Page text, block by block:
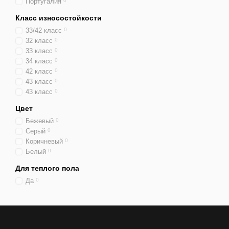
Класс износостойкости
33/42 класс 0
32 класс 0
33 класс 0
34 класс 0
42 класс 0
43 класс 0
43 класc 0
Цвет
Бежевый 0
Серый 0
Коричневый 0
Белый 0
Для теплого пола
Да 0